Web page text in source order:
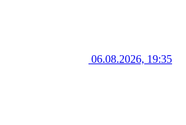
06.08.2026, 19:35